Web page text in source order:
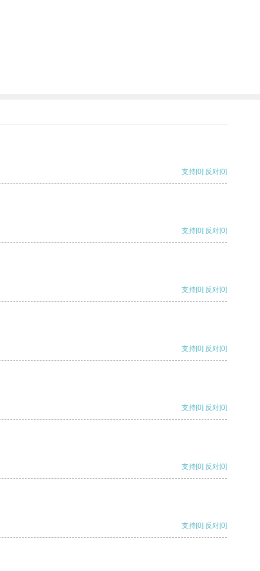
支持[0] 反对[0]
支持[0] 反对[0]
支持[0] 反对[0]
支持[0] 反对[0]
支持[0] 反对[0]
支持[0] 反对[0]
支持[0] 反对[0]